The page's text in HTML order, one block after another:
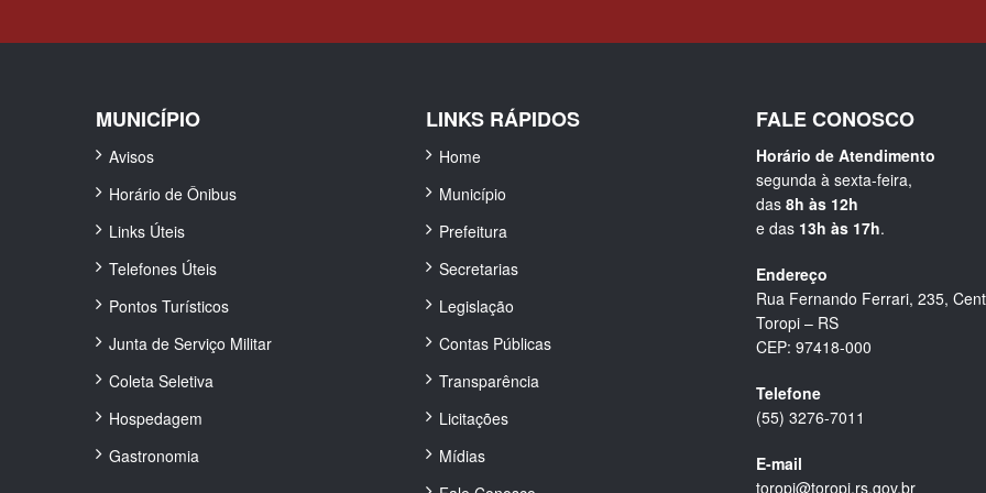
MUNICÍPIO
Avisos
Horário de Ônibus
Links Úteis
Telefones Úteis
Pontos Turísticos
Junta de Serviço Militar
Coleta Seletiva
Hospedagem
Gastronomia
LINKS RÁPIDOS
Home
Município
Prefeitura
Secretarias
Legislação
Contas Públicas
Transparência
Licitações
Mídias
FALE CONOSCO
Horário de Atendimento
segunda à sexta-feira,
das 8h às 12h
e das 13h às 17h.
Endereço
Rua Fernando Ferrari, 235,
Toropi – RS
CEP: 97418-000
Telefone
(55) 3276-7011
E-mail
toropi@toropi.rs.gov.br